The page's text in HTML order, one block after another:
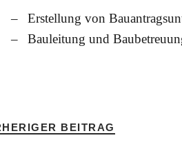
Erstellung von
Bauleitung und
BEITRAG